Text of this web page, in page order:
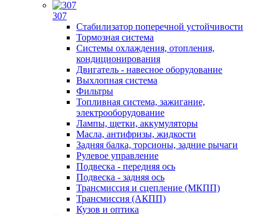
307
Стабилизатор поперечной устойчивости
Тормозная система
Системы охлаждения, отопления,
кондиционирования
Двигатель - навесное оборудование
Выхлопная система
Фильтры
Топливная система, зажигание,
электрооборудование
Лампы, щетки, аккумуляторы
Масла, антифризы, жидкости
Задняя балка, торсионы, задние рычаги
Рулевое управление
Подвеска - передняя ось
Подвеска - задняя ось
Трансмиссия и сцепление (МКПП)
Трансмиссия (АКПП)
Кузов и оптика